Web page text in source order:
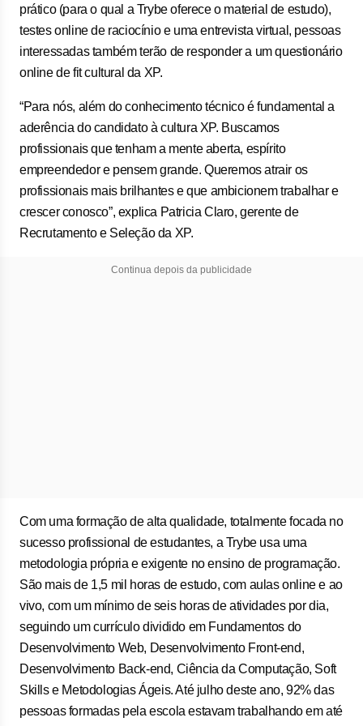
prático (para o qual a Trybe oferece o material de estudo),
testes online de raciocínio e uma entrevista virtual, pessoas
interessadas também terão de responder a um questionário
online de fit cultural da XP.
“Para nós, além do conhecimento técnico é fundamental a
aderência do candidato à cultura XP. Buscamos
profissionais que tenham a mente aberta, espírito
empreendedor e pensem grande. Queremos atrair os
profissionais mais brilhantes e que ambicionem trabalhar e
crescer conosco”, explica Patricia Claro, gerente de
Recrutamento e Seleção da XP.
Continua depois da publicidade
Com uma formação de alta qualidade, totalmente focada no
sucesso profissional de estudantes, a Trybe usa uma
metodologia própria e exigente no ensino de programação.
São mais de 1,5 mil horas de estudo, com aulas online e ao
vivo, com um mínimo de seis horas de atividades por dia,
seguindo um currículo dividido em Fundamentos do
Desenvolvimento Web, Desenvolvimento Front-end,
Desenvolvimento Back-end, Ciência da Computação, Soft
Skills e Metodologias Ágeis. Até julho deste ano, 92% das
pessoas formadas pela escola estavam trabalhando em até